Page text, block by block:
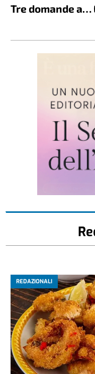
Tre domande
REDAZIONALI